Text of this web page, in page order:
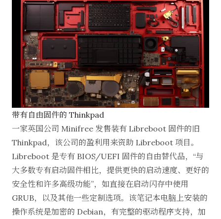
带有自由固件的 Thinkpad
一家英国公司 Minifree 发售装有 Libreboot 固件的旧
Thinkpad，该公司的盈利用来资助 Libreboot 项目。
Libreboot 是专有 BIOS/UEFI 固件的自由替代品，“与
大多数专有启动固件相比，提供更快的启动速度、更好的
安全性和许多高级功能”，如直接在启动闪存中使用
GRUB，以及其他一些定制选项。该笔记本电脑上安装的
操作系统是加密的 Debian，有完整的驱动程序支持，加